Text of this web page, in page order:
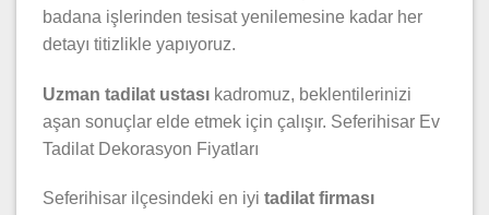
badana işlerinden tesisat yenilemesine kadar her
detayı titizlikle yapıyoruz.
Uzman tadilat ustası kadromuz, beklentilerinizi
aşan sonuçlar elde etmek için çalışır. Seferihisar Ev
Tadilat Dekorasyon Fiyatları
Seferihisar ilçesindeki en iyi tadilat firması